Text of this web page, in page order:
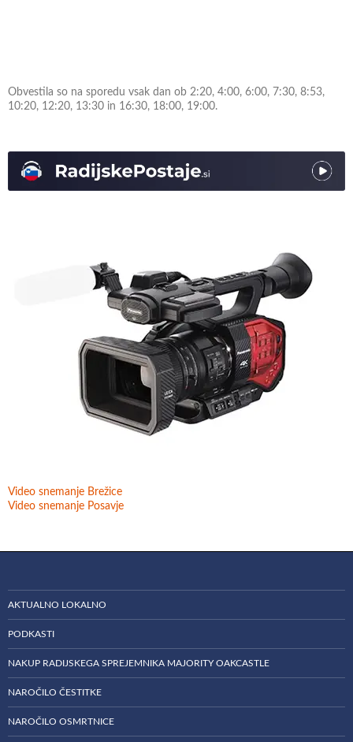
Obvestila so na sporedu vsak dan ob 2:20, 4:00, 6:00, 7:30, 8:53,
10:20, 12:20, 13:30 in 16:30, 18:00, 19:00.
Video snemanje Brežice
Video snemanje Posavje
AKTUALNO LOKALNO
PODKASTI
NAKUP RADIJSKEGA SPREJEMNIKA MAJORITY OAKCASTLE
NAROČILO ČESTITKE
NAROČILO OSMRTNICE